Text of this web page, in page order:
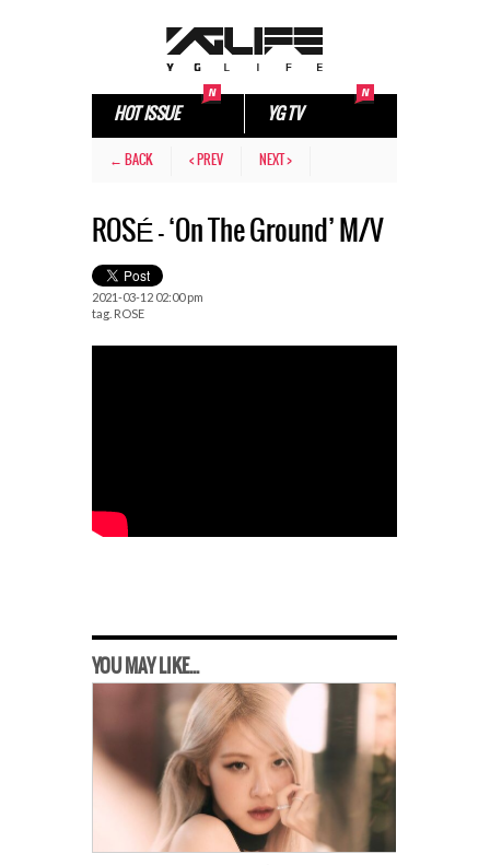
HOT ISSUE YG TV
← BACK < PREV NEXT >
ROSÉ – ‘On The Ground’ M/V
2021-03-12 02:00 pm
tag. ROSE
YOU MAY LIKE...